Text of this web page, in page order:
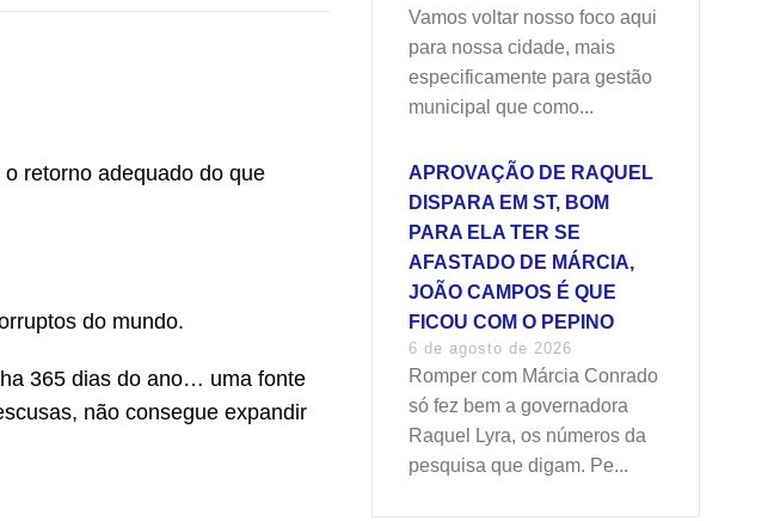
retorno adequado do que
do mundo.
365 dias do ano… uma fonte
não consegue expandir
Vamos voltar nosso foco aqui
para nossa cidade, mais
especificamente para gestão
municipal que como...
APROVAÇÃO DE RAQUEL
DISPARA EM ST, BOM
PARA ELA TER SE
AFASTADO DE MÁRCIA,
JOÃO CAMPOS É QUE
FICOU COM O PEPINO
6 de agosto de 2026
Romper com Márcia Conrado
só fez bem a governadora
Raquel Lyra, os números da
pesquisa que digam. Pe...